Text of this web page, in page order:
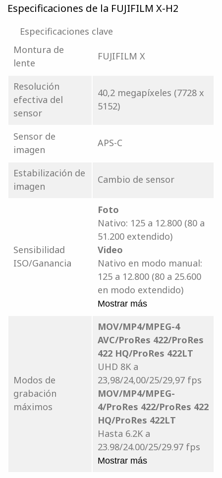
Especificaciones de la FUJIFILM X-H2
Especificaciones clave
Montura de
lente
FUJIFILM X
Resolución
efectiva del
sensor
40,2 megapíxeles (7728 x
5152)
Sensor de
imagen
APS-C
Estabilización de
imagen
Cambio de sensor
Sensibilidad
ISO/Ganancia
Foto
Nativo: 125 a 12.800 (80 a
51.200 extendido)
Video
Nativo en modo manual:
125 a 12.800 (80 a 25.600
en modo extendido)
Mostrar más
Modos de
grabación
máximos
MOV/MP4/MPEG-4
AVC/ProRes 422/ProRes
422 HQ/ProRes 422LT
UHD 8K a
23,98/24,00/25/29,97 fps
MOV/MP4/MPEG-
4/ProRes 422/ProRes 422
HQ/ProRes 422LT
Hasta 6.2K a
23.98/24.00/25/29.97 fps
Mostrar más